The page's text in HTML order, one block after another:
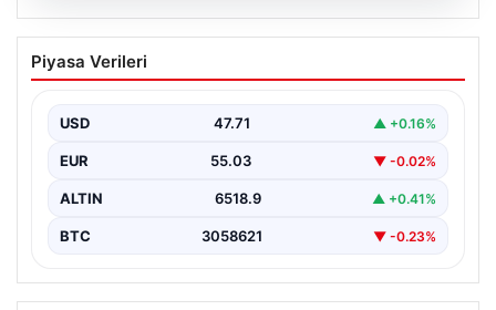
05.08.2026
Petrol fiyatları 25 Mayıs: Petrol fiyatları
düştü mü, ne kadar oldu? Brent petrol
{“title”: “Petrol fiyatları 25 Mayıs: Güncel petrol fiyatları
Piyasa Verileri
USD 47.71 ▲ +0.16%
EUR 55.03 ▼ -0.02%
ALTIN 6518.9 ▲ +0.41%
BTC 3058621 ▼ -0.23%